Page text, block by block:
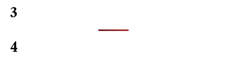
3
4